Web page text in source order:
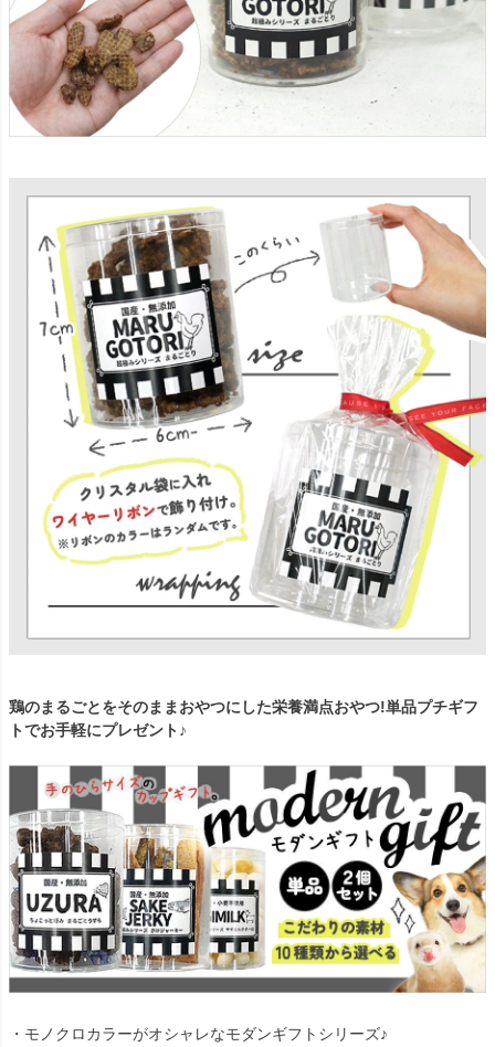
鶏のまるごとをそのままおやつにした栄養満点おやつ!単品プチギフ
トでお手軽にプレゼント♪
・モノクロカラーがオシャレなモダンギフトシリーズ♪